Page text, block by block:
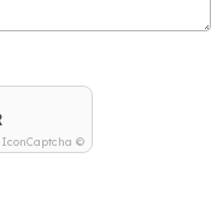
IconCaptcha ©